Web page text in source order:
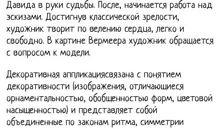
Давида в руки судьбы. После, начинается работа над
эскизами. Достигнув классической зрелости,
художник творит по велению сердца, легко и
свободно. В картине Вермеера художник обращается
с вопросом к модели.
Декоративная аппликациясвязана с понятием
декоративности (изображения, отличающиеся
орнаментальностью, обобщенностью форм, цветовой
насыщенностью) и представляет собой
объединенные по законам ритма, симметрии